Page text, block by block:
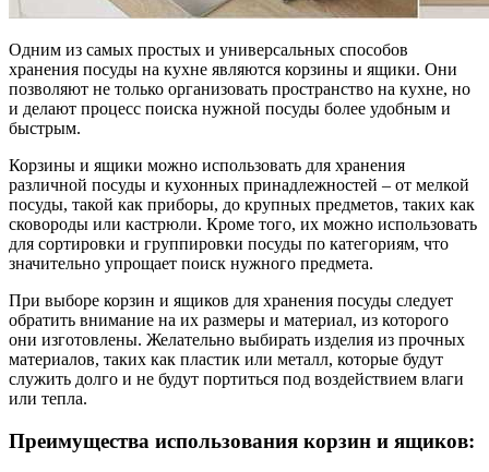
Одним из самых простых и универсальных способов
хранения посуды на кухне являются корзины и ящики. Они
позволяют не только организовать пространство на кухне, но
и делают процесс поиска нужной посуды более удобным и
быстрым.
Корзины и ящики можно использовать для хранения
различной посуды и кухонных принадлежностей – от мелкой
посуды, такой как приборы, до крупных предметов, таких как
сковороды или кастрюли. Кроме того, их можно использовать
для сортировки и группировки посуды по категориям, что
значительно упрощает поиск нужного предмета.
При выборе корзин и ящиков для хранения посуды следует
обратить внимание на их размеры и материал, из которого
они изготовлены. Желательно выбирать изделия из прочных
материалов, таких как пластик или металл, которые будут
служить долго и не будут портиться под воздействием влаги
или тепла.
Преимущества использования корзин и ящиков: